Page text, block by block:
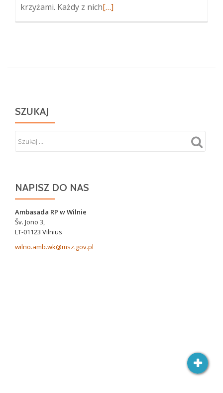
krzyżami. Każdy z nichWięcej
Rossie
Syna
[…]
SZUKAJ
NAPISZ DO NAS
Ambasada RP w Wilnie
Šv. Jono 3,
LT-01123 Vilnius
wilno.amb.wk@msz.gov.pl